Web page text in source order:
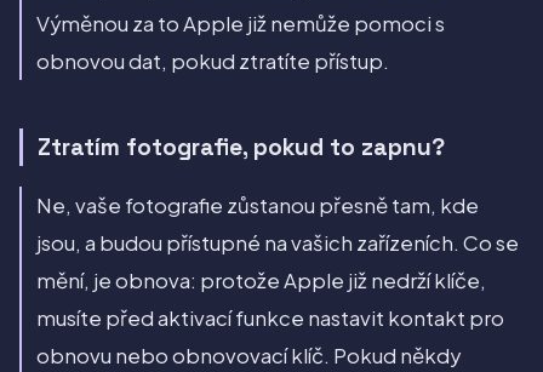
Výměnou za to Apple již nemůže pomoci s
obnovou dat, pokud ztratíte přístup.
Ztratím fotografie, pokud to zapnu?
Ne, vaše fotografie zůstanou přesně tam, kde
jsou, a budou přístupné na vašich zařízeních. Co se
mění, je obnova: protože Apple již nedrží klíče,
musíte před aktivací funkce nastavit kontakt pro
obnovu nebo obnovovací klíč. Pokud někdy